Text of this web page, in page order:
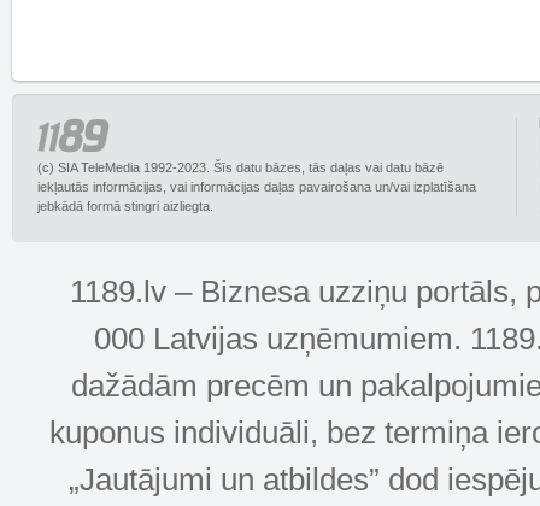
(c) SIA TeleMedia 1992-2023. Šīs datu bāzes, tās daļas vai datu bāzē
iekļautās informācijas, vai informācijas daļas pavairošana un/vai izplatīšana
jebkādā formā stingri aizliegta.
1189.lv – Biznesa uzziņu portāls,
000 Latvijas uzņēmumiem.
dažādām precēm un
kuponus individuāli, bez termiņa
„Jautājumi un atbildes” dod